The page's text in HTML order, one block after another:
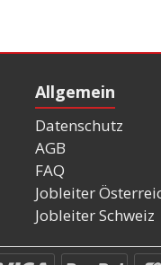
Allgemein
Datenschutz
AGB
FAQ
Jobleiter
Jobleiter Schweiz